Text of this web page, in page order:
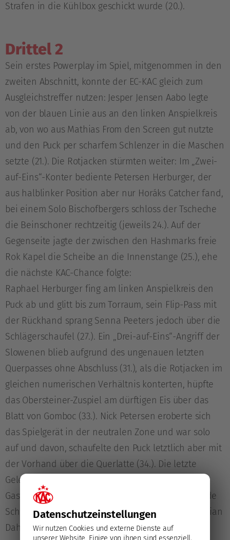
Datenschutz­einstellungen
Wir nutzen Cookies und externe Dienste auf
Strafen in die Kühlbox geschickt wurde (20.).
Drittel 2
Sein erstes Powerplay im Spiel, mitgenommen in den
zweiten Abschnitt, konnte der EC-KAC gleich zum
Ausgleichstreffer nutzen: Jesper Jensen Aabo legte
von der blauen Linie aus an den linken Anspielkreis
ab, von wo aus Mathias From den Screen gut nutzte
und den Puck per scharfem Schlenzer in die Maschen
setzte (21.). Die Rotjacken stürmten weiter: Im „Zwei-
auf-Eins“-Konter bediente Petersen Herburger, der
aus halblinker Position aber nur Horáks Catcher fand,
bei einem Solo Bischofbergers schloss der Tscheche
die Beinschoner rechtzeitig (jeweils 24.). Auf der
Gegenseite jagte der zwischen den Hashmarks freie
Rok Kapel die Scheibe an die Innenstange (25.), ehe
die nächste KAC-Chance folgte:
Raphael Herburger fing am linken Anspielkreis den
Puck ab und glitt bis zum Torraum, sein Flip-Pass mit
der Rückhand sprang Senna Peeters jedoch über die
Schlägerschaufel (27.). Ein „Drei-auf-Eins“-Angriff der
Slowenen blieb aufgrund des ungenauen letzten
Querpasses ohne Abschluss (31.), als die Rotjacken im
gleichen numerischen Verhältnis konterten, hüpfte
das Obersteiner-Zuspiel am dürftigen Eis über das
Blatt von Gomboc (33.). Nick Petersen eroberte sich
das Spielgerät in der neutralen Zone und war solo
auf und davon, schaufelte den Puck letztlich aber mit
der Vorhand über die Querlatte (34.). Die letzte
Gelegenheit im Mittelabschnitt fanden wieder die
Gastgeber vor: Die durch den hohen Slot hoppelnde
Scheibe klopfte Žiga Pance auf den Kasten, Sebastian
Dahm machte sich breit und parierte (37.).